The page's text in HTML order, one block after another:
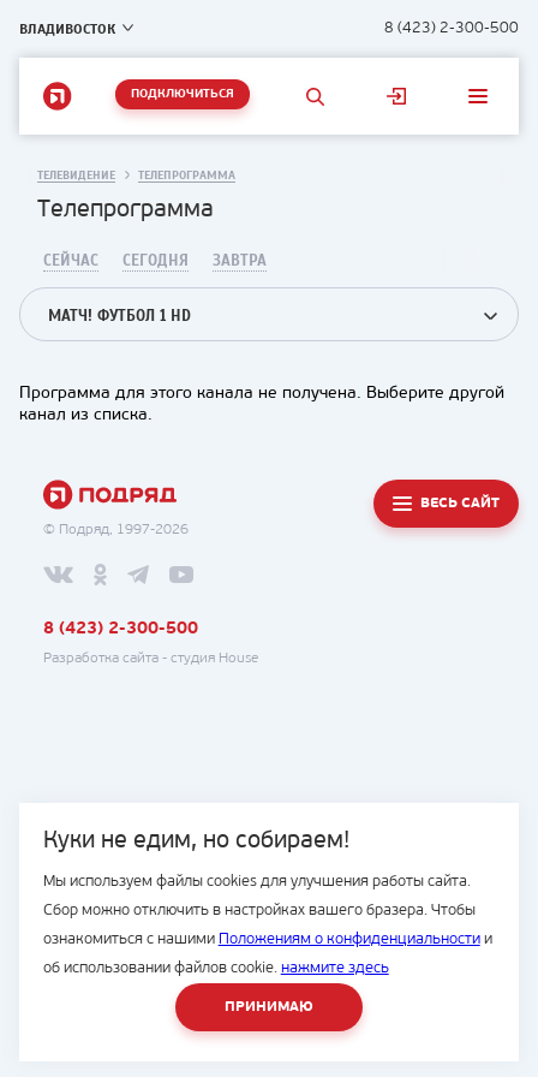
ВЛАДИВОСТОК 8 (423) 2-300-500
ПОДКЛЮЧИТЬСЯ
Куки не едим, но собираем!
Мы используем файлы cookies для улучшения работы сайта.
Сбор можно отключить в настройках вашего бразера. Чтобы
ознакомиться с нашими Положениям о конфиденциальностии
об использовании файлов cookie. нажмите здесь
ПРИНИМАЮ
ТЕЛЕВИДЕНИЕ ТЕЛЕПРОГРАММА
Телепрограмма
СЕЙЧАС СЕГОДНЯ ЗАВТРА
МАТЧ! ФУТБОЛ 1 HD
Программа для этого канала не получена. Выберите другой
канал из списка.
© Подряд, 1997-2026
ВЕСЬ САЙТ
8 (423) 2-300-500
Разработка сайта - студия House